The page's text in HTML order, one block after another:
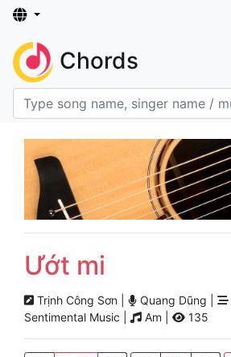
Chords
Ướt mi
Trịnh Công Sơn | Quang Dũng |
Sentimental Music |
Am | 135